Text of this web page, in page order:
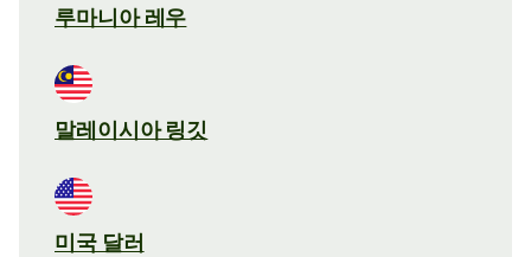
루마니아 레우
말레이시아 링깃
미국 달러